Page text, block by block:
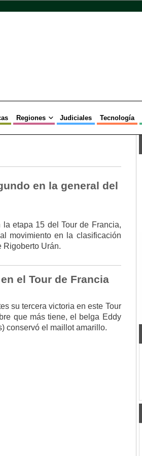
Regiones Judiciales Tecnología
en la general del
etapa 15 del Tour de Francia,
movimiento en la clasificación
Rigoberto Urán.
el Tour de Francia
su tercera victoria en este Tour
que más tiene, el belga Eddy
conservó el maillot amarillo.